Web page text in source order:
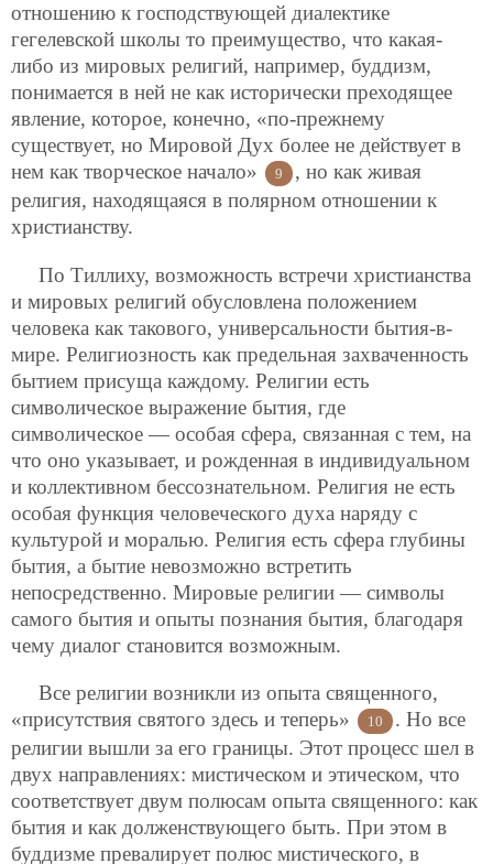
отношению к господствующей диалектике
гегелевской школы то преимущество, что какая-
либо из мировых религий, например, буддизм,
понимается в ней не как исторически преходящее
явление, которое, конечно, «по-прежнему
существует, но Мировой Дух более не действует в
нем как творческое начало»
9
, но как живая
религия, находящаяся в полярном отношении к
христианству.
По Тиллиху, возможность встречи христианства
и мировых религий обусловлена положением
человека как такового, универсальности бытия-в-
мире. Религиозность как предельная захваченность
бытием присуща каждому. Религии есть
символическое выражение бытия, где
символическое — особая сфера, связанная с тем, на
что оно указывает, и рожденная в индивидуальном
и коллективном бессознательном. Религия не есть
особая функция человеческого духа наряду с
культурой и моралью. Религия есть сфера глубины
бытия, а бытие невозможно встретить
непосредственно. Мировые религии — символы
самого бытия и опыты познания бытия, благодаря
чему диалог становится возможным.
Все религии возникли из опыта священного,
«присутствия святого здесь и теперь»
10
. Но все
религии вышли за его границы. Этот процесс шел в
двух направлениях: мистическом и этическом, что
соответствует двум полюсам опыта священного: как
бытия и как долженствующего быть. При этом в
буддизме превалирует полюс мистического, в